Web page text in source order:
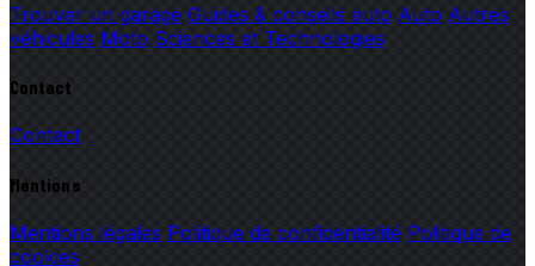
Trouver un garage Guides & conseils auto Auto Autres
véhicules Moto Sciences et Technologies
Contact
Contact
Mentions
Mentions légales Politique de confidentialité Politique de
cookies